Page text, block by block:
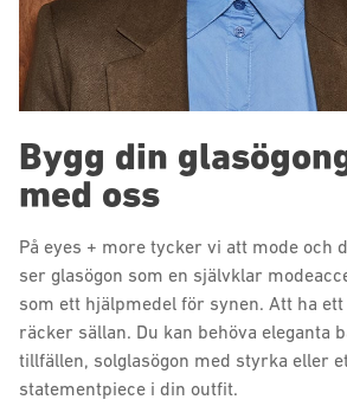
Bygg din
med oss
På eyes + more tycker vi att mode och
ser glasögon som en självklar
som ett hjälpmedel för synen. Att ha ett
räcker sällan. Du kan behöva eleganta
tillfällen, solglasögon med styrka eller
statementpiece i din outfit.